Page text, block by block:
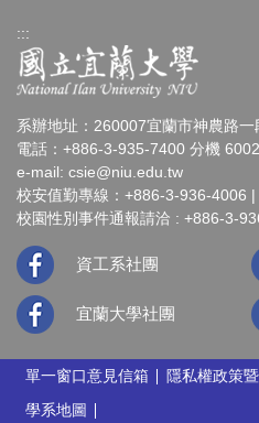
:::
系辦地址：260007宜蘭市神農路一
電話：+886-3-935-7400 分機 6002
e-mail: csie@niu.edu.tw
校安值勤專線：+886-3-936-4006
校園性別事件通報請洽 : +886-3-
資工系社團
宜蘭大學社團
單一窗口意見信箱 隱私權政策
學系地圖